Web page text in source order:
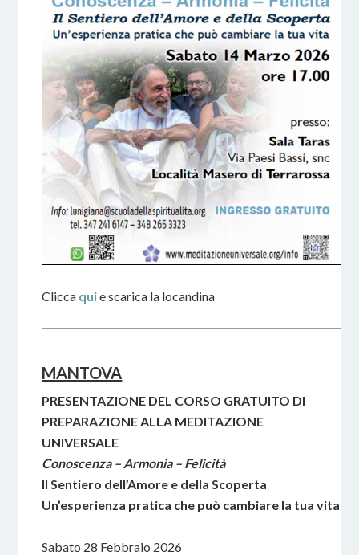
Clicca quie scarica la locandina
MANTOVA
PRESENTAZIONE DEL CORSO GRATUITO DI
PREPARAZIONE ALLA MEDITAZIONE
UNIVERSALE
Conoscenza – Armonia – Felicità
Il Sentiero dell’Amore e della Scoperta
Un’esperienza pratica che può cambiare la tua vita
Sabato 28 Febbraio 2026